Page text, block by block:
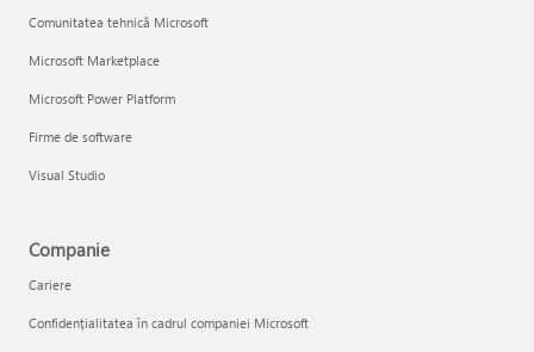
Comunitatea tehnică Microsoft
Microsoft Marketplace
Microsoft Power Platform
Firme de software
Visual Studio
Companie
Cariere
Confidențialitatea în cadrul companiei Microsoft